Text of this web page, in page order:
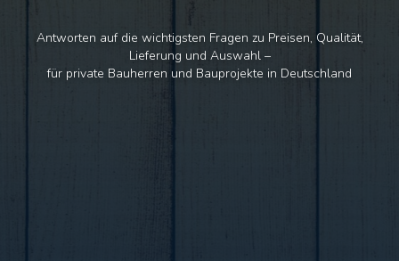
Antworten auf die wichtigsten Fragen zu Preisen, Qualität,
Lieferung und Auswahl –
für private Bauherren und Bauprojekte in Deutschland